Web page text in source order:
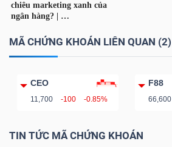
MÃ CHỨNG KHOÁN LIÊN QUAN (2)
CEO
11,700 -100 -0.85%
F88
66,600
TIN TỨC MÃ CHỨNG KHOÁN
(-)
phân
tích